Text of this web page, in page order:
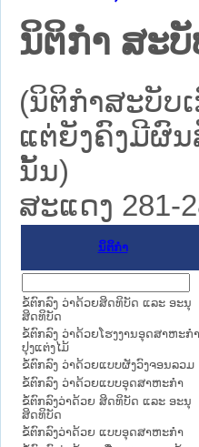
ນິຕິກໍາ ສະບັ
(ນິຕິກໍາສະບັບ
ແຕ່ຍັງຄົງມີຜົນ
ນັ້ນ)
ສະແດງ 281-
ນິຕິກໍາ
ຂໍ້ຕົກລົງ ວ່າດ້ວຍສິດທິບັດ ແລະ ອະນຸ
ສິດທິບັດ
ຂໍ້ຕົກລົງ ວ່າດ້ວຍໂຮງງານອຸດສາຫະກໍາ
ປຸງແຕ່ງໄມ້
ຂໍ້ຕົກລົງ ວ່າດ້ວຍແບບຜັງວົງຈອນລວມ
ຂໍ້ຕົກລົງ ວ່າດ້ວຍແບບອຸດສາຫະກໍາ
ຂໍ້ຕົກລົງວ່າດ້ວຍ ສິດທິບັດ ແລະ ອະນຸ
ສິດທິບັດ
ຂໍ້ຕົກລົງວ່າດ້ວຍ ແບບອຸດສາຫະກໍາ